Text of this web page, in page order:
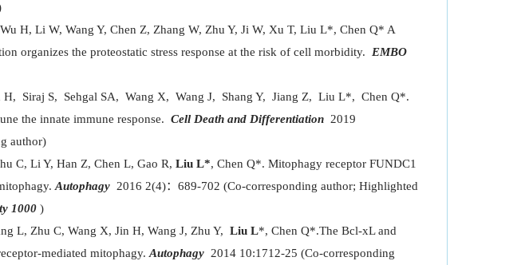
H, Li W, Wang Y, Chen Z, Zhang W, Zhu Y, Ji W, Xu T, Liu L*, Chen Q* A
organizes the proteostatic stress response at the risk of cell morbidity. EMBO
Siraj S, Sehgal SA, Wang X, Wang J, Shang Y, Jiang Z, Liu L*, Chen Q*.
the innate immune response. Cell Death and Differentiation 2019
author)
C, Li Y, Han Z, Chen L, Gao R, Liu L*, Chen Q*. Mitophagy receptor FUNDC1
Autophagy2016 2(4)：689-702 (Co-corresponding author; Highlighted
1000 )
L, Zhu C, Wang X, Jin H, Wang J, Zhu Y, Liu L*, Chen Q*.The Bcl-xL and
mediated mitophagy. Autophagy2014 10:1712-25 (Co-corresponding